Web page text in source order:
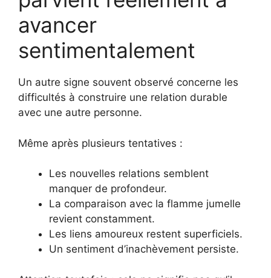
avancer
sentimentalement
Un autre signe souvent observé concerne les
difficultés à construire une relation durable
avec une autre personne.
Même après plusieurs tentatives :
Les nouvelles relations semblent
manquer de profondeur.
La comparaison avec la flamme jumelle
revient constamment.
Les liens amoureux restent superficiels.
Un sentiment d’inachèvement persiste.